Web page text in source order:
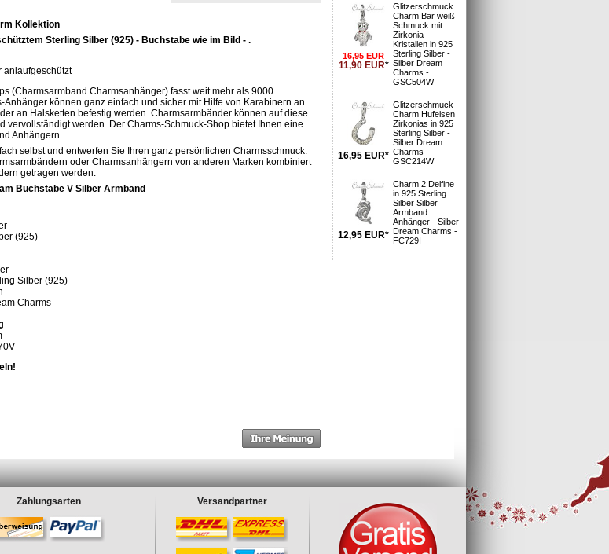
16,95EUR
11,90 EUR*
Glitzerschmuck
Charm Bär weiß
Schmuck mit
Zirkonia
Kristallen in 925
Sterling Silber -
Silber Dream
Charms -
GSC504W
16,95 EUR*
Glitzerschmuck
Charm Hufeisen
Zirkonias in 925
Sterling Silber -
Silber Dream
Charms -
GSC214W
12,95 EUR*
Charm 2 Delfine
in 925 Sterling
Silber Silber
Armband
Anhänger - Silber
Dream Charms -
FC729I
Kollektion
Sterling Silber (925) - Buchstabe wie im Bild - .
anlaufgeschützt
(Charmsarmband Charmsanhänger) fasst weit mehr als 9000
Anhänger können ganz einfach und sicher mit Hilfe von Karabinern an
an Halsketten befestig werden. Charmsarmbänder können auf diese
vervollständigt werden. Der Charms-Schmuck-Shop bietet Ihnen eine
Anhängern.
selbst und entwerfen Sie Ihren ganz persönlichen Charmsschmuck.
oder Charmsanhängern von anderen Marken kombiniert
getragen werden.
Buchstabe V Silber Armband
(925)
Silber (925)
Charms
Zahlungsarten Versandpartner